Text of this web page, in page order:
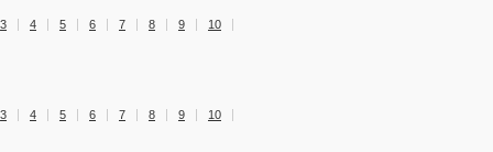
3 4 5 6 7 8 9
10
3 4 5 6 7 8 9
10